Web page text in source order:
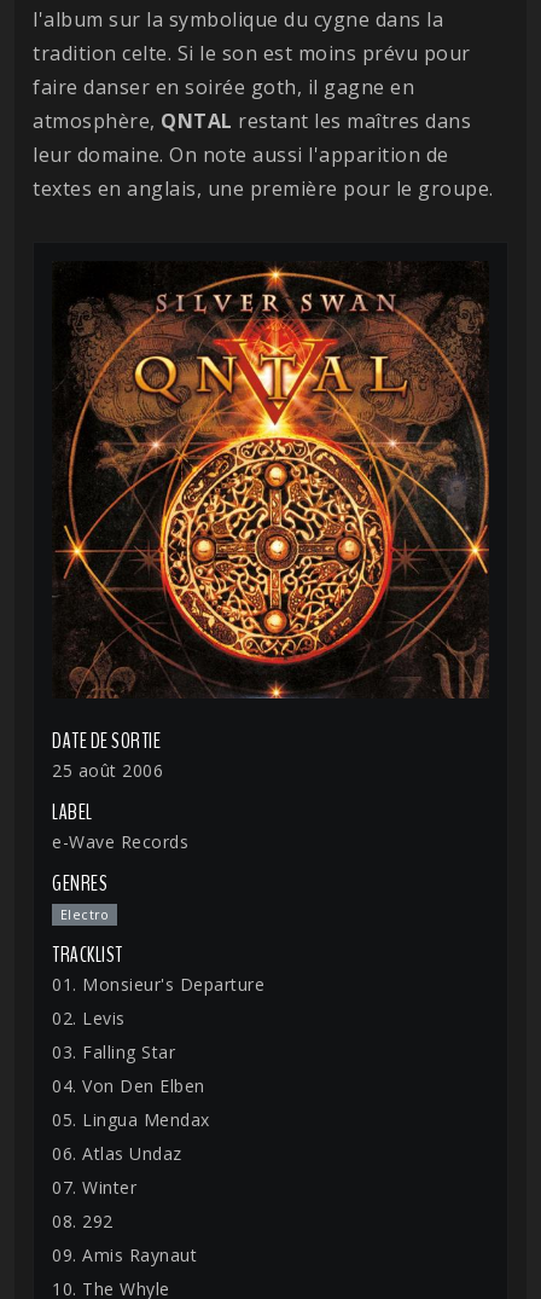
l'album sur la symbolique du cygne dans la
tradition celte. Si le son est moins prévu pour
faire danser en soirée goth, il gagne en
atmosphère, QNTAL restant les maîtres dans
leur domaine. On note aussi l'apparition de
textes en anglais, une première pour le groupe.
DATE DE SORTIE
25 août 2006
LABEL
e-Wave Records
GENRES
Electro
TRACKLIST
01. Monsieur's Departure
02. Levis
03. Falling Star
04. Von Den Elben
05. Lingua Mendax
06. Atlas Undaz
07. Winter
08. 292
09. Amis Raynaut
10. The Whyle